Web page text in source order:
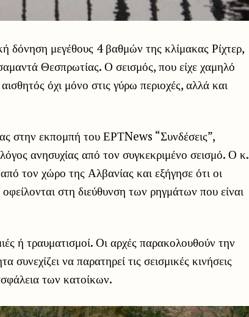
δόνηση μεγέθους 4 βαθμών της κλίμακας Ρίχτερ,
Θεσπρωτίας. Ο σεισμός, που είχε χαμηλό
όχι μόνο στις γύρω περιοχές, αλλά και
στην εκπομπή του ΕΡΤNews “Συνδέσεις”,
ανησυχίας από τον συγκεκριμένο σεισμό. Ο κ.
τον χώρο της Αλβανίας και εξήγησε ότι οι
στη διεύθυνση των ρηγμάτων που είναι
ή τραυματισμοί. Οι αρχές παρακολουθούν την
να παρατηρεί τις σεισμικές κινήσεις
των κατοίκων.